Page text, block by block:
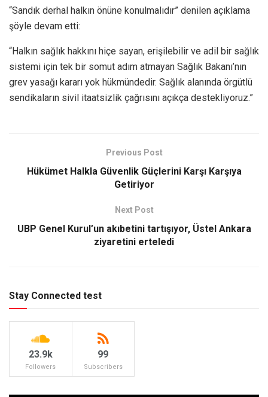
“Sandık derhal halkın önüne konulmalıdır” denilen açıklama
şöyle devam etti:
“Halkın sağlık hakkını hiçe sayan, erişilebilir ve adil bir sağlık
sistemi için tek bir somut adım atmayan Sağlık Bakanı’nın
grev yasağı kararı yok hükmündedir. Sağlık alanında örgütlü
sendikaların sivil itaatsizlik çağrısını açıkça destekliyoruz.”
Previous Post
Hükümet Halkla Güvenlik Güçlerini Karşı Karşıya
Getiriyor
Next Post
UBP Genel Kurul’un akıbetini tartışıyor, Üstel Ankara
ziyaretini erteledi
Stay Connected test
23.9k
Followers
99
Subscribers